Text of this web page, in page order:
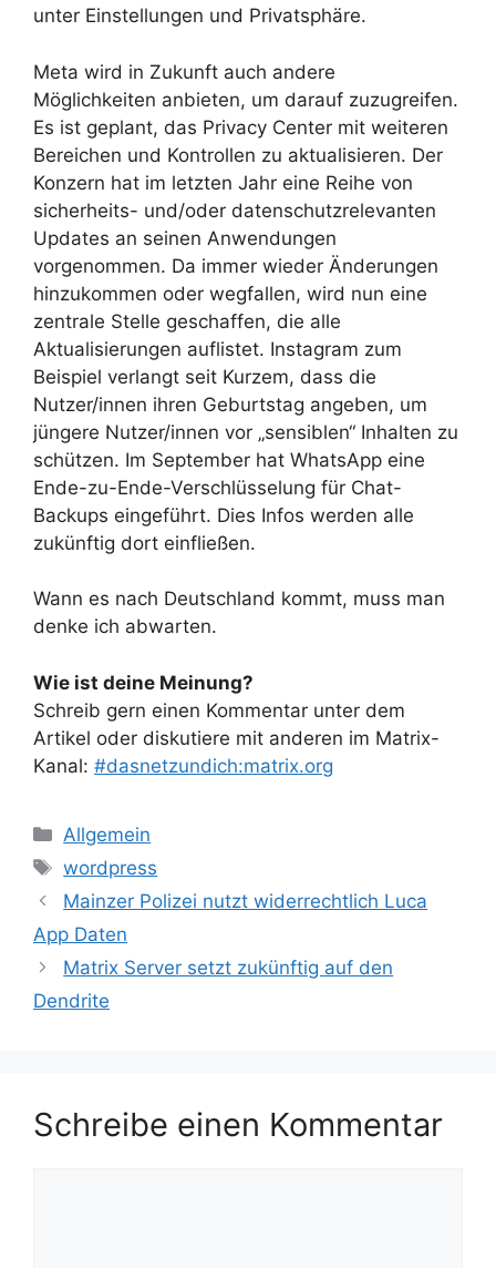
unter Einstellungen und Privatsphäre.
Meta wird in Zukunft auch andere
Möglichkeiten anbieten, um darauf zuzugreifen.
Es ist geplant, das Privacy Center mit weiteren
Bereichen und Kontrollen zu aktualisieren. Der
Konzern hat im letzten Jahr eine Reihe von
sicherheits- und/oder datenschutzrelevanten
Updates an seinen Anwendungen
vorgenommen. Da immer wieder Änderungen
hinzukommen oder wegfallen, wird nun eine
zentrale Stelle geschaffen, die alle
Aktualisierungen auflistet. Instagram zum
Beispiel verlangt seit Kurzem, dass die
Nutzer/innen ihren Geburtstag angeben, um
jüngere Nutzer/innen vor „sensiblen“ Inhalten zu
schützen. Im September hat WhatsApp eine
Ende-zu-Ende-Verschlüsselung für Chat-
Backups eingeführt. Dies Infos werden alle
zukünftig dort einfließen.
Wann es nach Deutschland kommt, muss man
denke ich abwarten.
Wie ist deine Meinung?
Schreib gern einen Kommentar unter dem
Artikel oder diskutiere mit anderen im Matrix-
Kanal: #dasnetzundich:matrix.org
Kategorien
Allgemein
Schlagwörter
wordpress
Mainzer Polizei nutzt widerrechtlich Luca
App Daten
Matrix Server setzt zukünftig auf den
Dendrite
Schreibe einen Kommentar